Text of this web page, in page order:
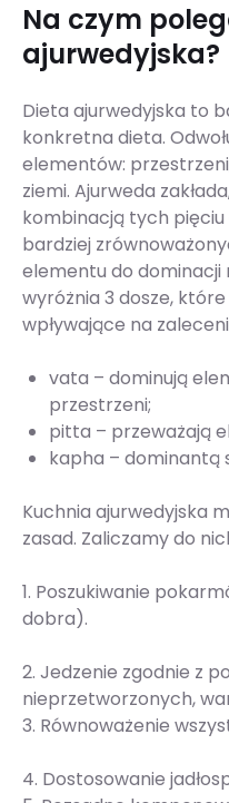
Na czym
ajurwedyjska?
Dieta ajurwedyjska to
konkretna dieta.
elementów:
ziemi. Ajurweda
kombinacją tych
bardziej
elementu do dominacji
wyróżnia 3 dosze,
wpływające na
vata – dominują
przestrzeni;
pitta – przeważają
kapha – dominantą
Kuchnia ajurwedyjska
zasad. Zaliczamy do
1. Poszukiwanie
dobra).
2. Jedzenie zgodnie z
nieprzetworzonych,
3. Równoważenie
4. Dostosowanie